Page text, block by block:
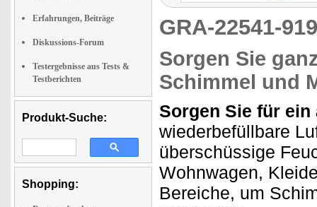
Erfahrungen, Beiträge
Diskussions-Forum
Testergebnisse aus Tests &
Testberichten
Produkt-Suche:
Shopping:
GRA-22541-
Sorgen Sie
Schimmel und
Sorgen Sie für ein
wiederbefüllbare
überschüssige
Wohnwagen,
Bereiche, um